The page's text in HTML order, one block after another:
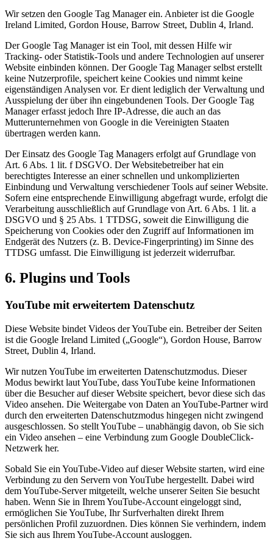
Wir setzen den Google Tag Manager ein. Anbieter ist die Google
Ireland Limited, Gordon House, Barrow Street, Dublin 4, Irland.
Der Google Tag Manager ist ein Tool, mit dessen Hilfe wir
Tracking- oder Statistik-Tools und andere Technologien auf unserer
Website einbinden können. Der Google Tag Manager selbst erstellt
keine Nutzerprofile, speichert keine Cookies und nimmt keine
eigenständigen Analysen vor. Er dient lediglich der Verwaltung und
Ausspielung der über ihn eingebundenen Tools. Der Google Tag
Manager erfasst jedoch Ihre IP-Adresse, die auch an das
Mutterunternehmen von Google in die Vereinigten Staaten
übertragen werden kann.
Der Einsatz des Google Tag Managers erfolgt auf Grundlage von
Art. 6 Abs. 1 lit. f DSGVO. Der Websitebetreiber hat ein
berechtigtes Interesse an einer schnellen und unkomplizierten
Einbindung und Verwaltung verschiedener Tools auf seiner Website.
Sofern eine entsprechende Einwilligung abgefragt wurde, erfolgt die
Verarbeitung ausschließlich auf Grundlage von Art. 6 Abs. 1 lit. a
DSGVO und § 25 Abs. 1 TTDSG, soweit die Einwilligung die
Speicherung von Cookies oder den Zugriff auf Informationen im
Endgerät des Nutzers (z. B. Device-Fingerprinting) im Sinne des
TTDSG umfasst. Die Einwilligung ist jederzeit widerrufbar.
6. Plugins und Tools
YouTube mit erweitertem Datenschutz
Diese Website bindet Videos der YouTube ein. Betreiber der Seiten
ist die Google Ireland Limited („Google“), Gordon House, Barrow
Street, Dublin 4, Irland.
Wir nutzen YouTube im erweiterten Datenschutzmodus. Dieser
Modus bewirkt laut YouTube, dass YouTube keine Informationen
über die Besucher auf dieser Website speichert, bevor diese sich das
Video ansehen. Die Weitergabe von Daten an YouTube-Partner wird
durch den erweiterten Datenschutzmodus hingegen nicht zwingend
ausgeschlossen. So stellt YouTube – unabhängig davon, ob Sie sich
ein Video ansehen – eine Verbindung zum Google DoubleClick-
Netzwerk her.
Sobald Sie ein YouTube-Video auf dieser Website starten, wird eine
Verbindung zu den Servern von YouTube hergestellt. Dabei wird
dem YouTube-Server mitgeteilt, welche unserer Seiten Sie besucht
haben. Wenn Sie in Ihrem YouTube-Account eingeloggt sind,
ermöglichen Sie YouTube, Ihr Surfverhalten direkt Ihrem
persönlichen Profil zuzuordnen. Dies können Sie verhindern, indem
Sie sich aus Ihrem YouTube-Account ausloggen.